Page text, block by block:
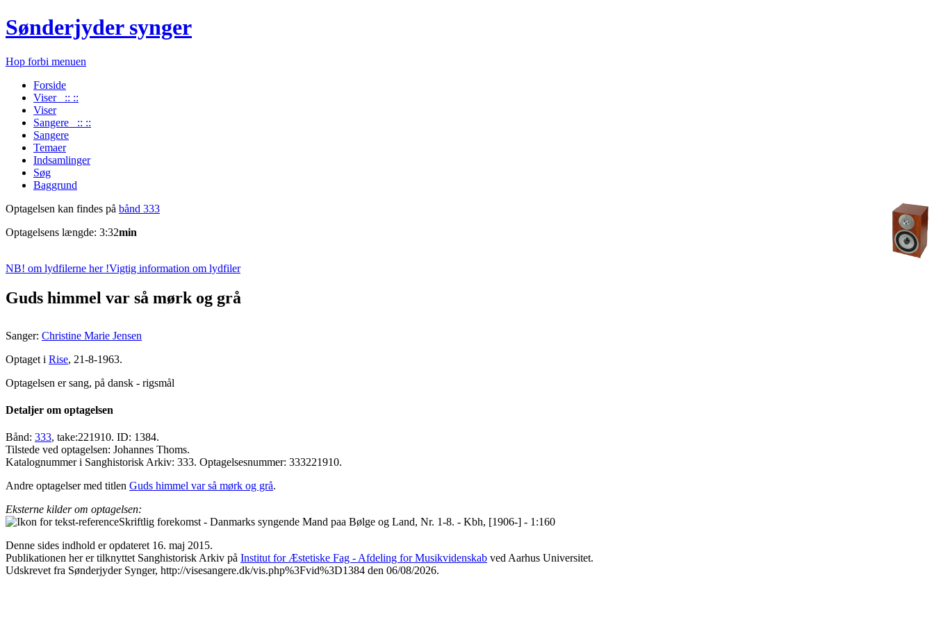
Sønderjyder synger
Hop forbi menuen
Forside
Viser :: ::
Viser
Sangere :: ::
Sangere
Temaer
Indsamlinger
Søg
Baggrund
Optagelsen kan findes på bånd 333
Optagelsens længde: 3:32min
NB! om lydfilerne her !Vigtig information om lydfiler
Guds himmel var så mørk og grå
Sanger: Christine Marie Jensen
Optaget i Rise, 21-8-1963.
Optagelsen er sang, på dansk - rigsmål
Detaljer om optagelsen
Bånd: 333, take:221910. ID: 1384.
Tilstede ved optagelsen: Johannes Thoms.
Katalognummer i Sanghistorisk Arkiv: 333. Optagelsesnummer: 333221910.
Andre optagelser med titlen Guds himmel var så mørk og grå.
Eksterne kilder om optagelsen:
Skriftlig forekomst - Danmarks syngende Mand paa Bølge og Land, Nr. 1-8. - Kbh, [1906-] - 1:160
Denne sides indhold er opdateret 16. maj 2015.
Publikationen her er tilknyttet Sanghistorisk Arkiv på Institut for Æstetiske Fag - Afdeling for Musikvidenskab ved Aarhus Universitet.
Udskrevet fra Sønderjyder Synger, http://visesangere.dk/vis.php%3Fvid%3D1384 den 06/08/2026.